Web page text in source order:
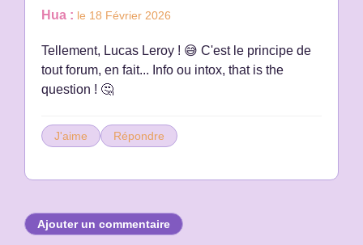
Hua : le 18 Février 2026
Tellement, Lucas Leroy ! 😅 C'est le principe de
tout forum, en fait... Info ou intox, that is the
question ! 🤔
J'aime Répondre
Ajouter un commentaire